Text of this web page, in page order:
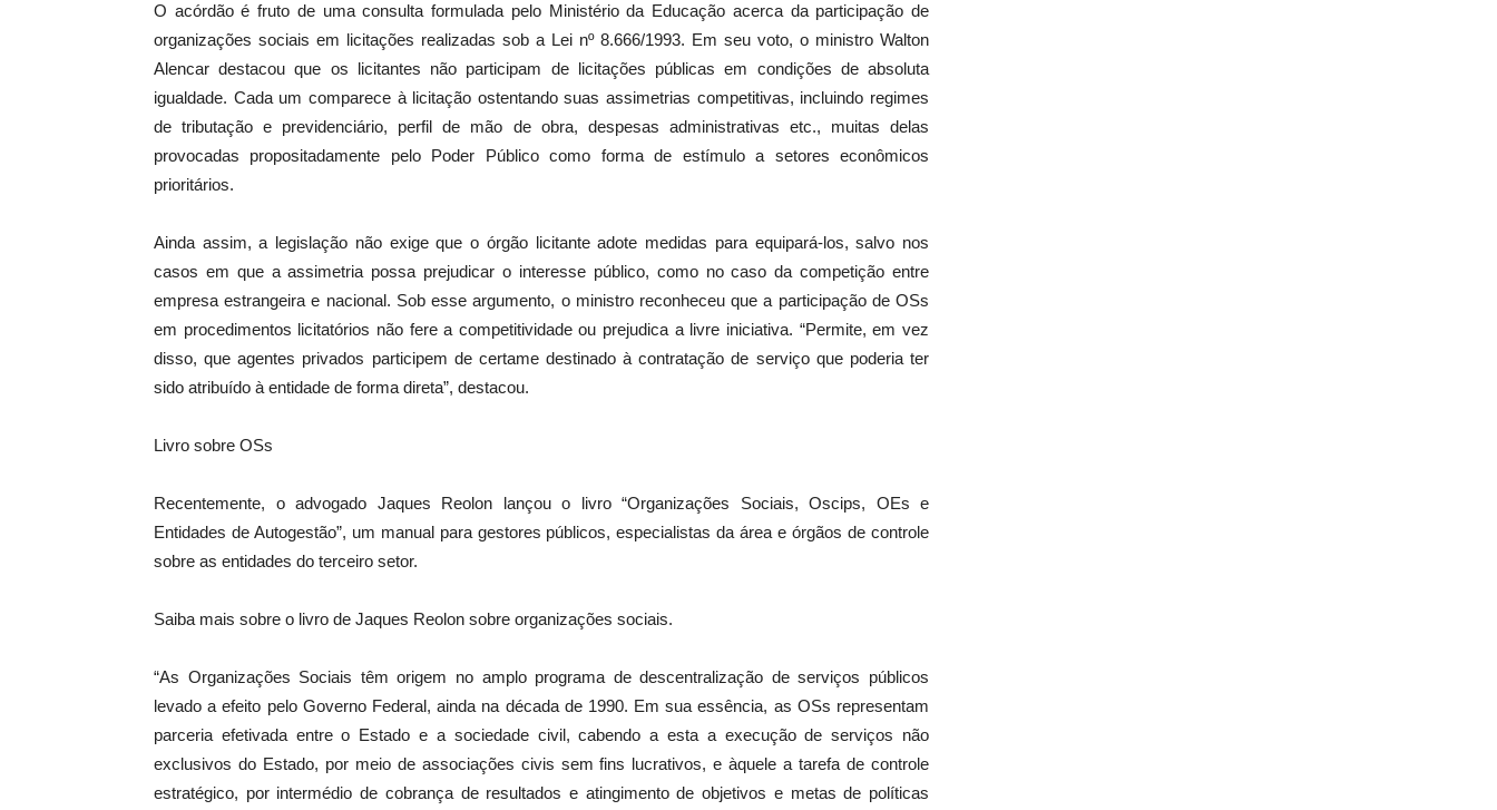
O acórdão é fruto de uma consulta formulada pelo Ministério da Educação acerca da participação de
organizações sociais em licitações realizadas sob a Lei nº 8.666/1993. Em seu voto, o ministro Walton
Alencar destacou que os licitantes não participam de licitações públicas em condições de absoluta
igualdade. Cada um comparece à licitação ostentando suas assimetrias competitivas, incluindo regimes
de tributação e previdenciário, perfil de mão de obra, despesas administrativas etc., muitas delas
provocadas propositadamente pelo Poder Público como forma de estímulo a setores econômicos
prioritários.
Ainda assim, a legislação não exige que o órgão licitante adote medidas para equipará-los, salvo nos
casos em que a assimetria possa prejudicar o interesse público, como no caso da competição entre
empresa estrangeira e nacional. Sob esse argumento, o ministro reconheceu que a participação de OSs
em procedimentos licitatórios não fere a competitividade ou prejudica a livre iniciativa. “Permite, em vez
disso, que agentes privados participem de certame destinado à contratação de serviço que poderia ter
sido atribuído à entidade de forma direta”, destacou.
Livro sobre OSs
Recentemente, o advogado Jaques Reolon lançou o livro “Organizações Sociais, Oscips, OEs e
Entidades de Autogestão”, um manual para gestores públicos, especialistas da área e órgãos de controle
sobre as entidades do terceiro setor.
Saiba mais sobre o livro de Jaques Reolon sobre organizações sociais.
“As Organizações Sociais têm origem no amplo programa de descentralização de serviços públicos
levado a efeito pelo Governo Federal, ainda na década de 1990. Em sua essência, as OSs representam
parceria efetivada entre o Estado e a sociedade civil, cabendo a esta a execução de serviços não
exclusivos do Estado, por meio de associações civis sem fins lucrativos, e àquele a tarefa de controle
estratégico, por intermédio de cobrança de resultados e atingimento de objetivos e metas de políticas